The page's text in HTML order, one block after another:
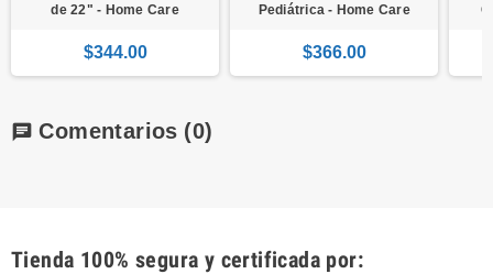
de 22" - Home Care
$344.00
Pediátrica - Home Care
$366.00
chat Comentarios (0)
Tienda 100% segura y certificada por: